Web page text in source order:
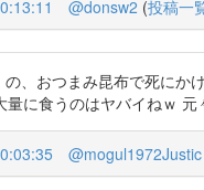
@donsw2 (投稿一
、おつまみ昆布で死にか
量に食うのはヤバイねｗ
@mogul1972Justic